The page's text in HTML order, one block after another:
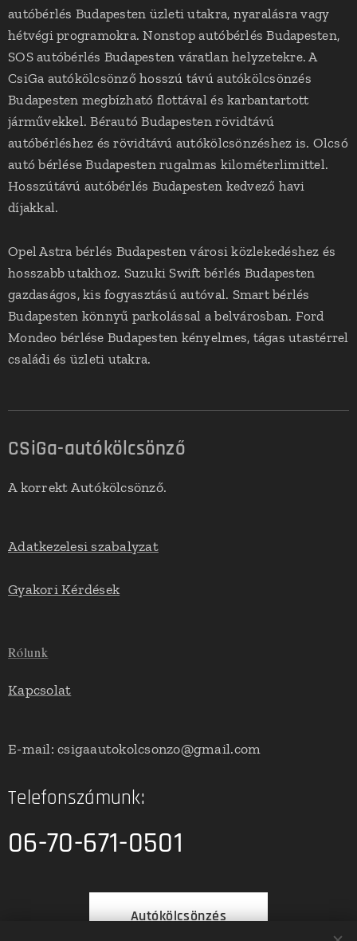
autóbérlés Budapesten üzleti utakra, nyaralásra vagy
hétvégi programokra. Nonstop autóbérlés Budapesten,
SOS autóbérlés Budapesten váratlan helyzetekre. A
CsiGa autókölcsönző hosszú távú autókölcsönzés
Budapesten megbízható flottával és karbantartott
járművekkel. Bérautó Budapesten rövidtávú
autóbérléshez és rövidtávú autókölcsönzéshez is. Olcsó
autó bérlése Budapesten rugalmas kilométerlimittel.
Hosszútávú autóbérlés Budapesten kedvező havi
díjakkal.
Opel Astra bérlés Budapesten városi közlekedéshez és
hosszabb utakhoz. Suzuki Swift bérlés Budapesten
gazdaságos, kis fogyasztású autóval. Smart bérlés
Budapesten könnyű parkolással a belvárosban. Ford
Mondeo bérlése Budapesten kényelmes, tágas utastérrel
családi és üzleti utakra.
CSiGa-autókölcsönző
A korrekt Autókölcsönző.
Adatkezelesi szabalyzat
Gyakori Kérdések
Rólunk
Kapcsolat
E-mail: csigaautokolcsonzo@gmail.com
Telefonszámunk:
06-70-671-0501
Autókölcsönzés